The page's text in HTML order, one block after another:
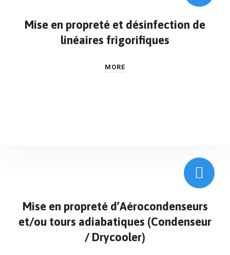
Mise en propreté et désinfection de
linéaires frigorifiques
MORE
Mise en propreté d’Aérocondenseurs
et/ou tours adiabatiques (Condenseur
/ Drycooler)